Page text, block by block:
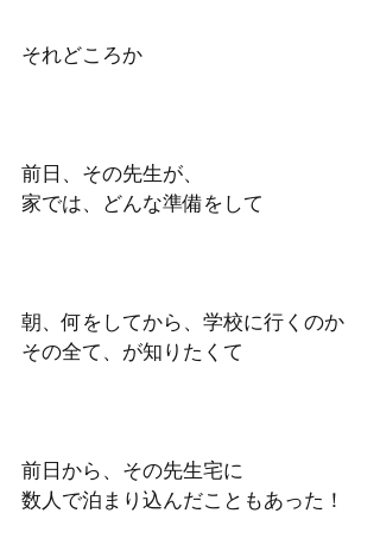
それどころか
前日、その先生が、
家では、どんな準備をして
朝、何をしてから、学校に行くのか
その全て、が知りたくて
前日から、その先生宅に
数人で泊まり込んだこともあった！